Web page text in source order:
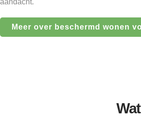
aandacht.
Meer over beschermd wonen